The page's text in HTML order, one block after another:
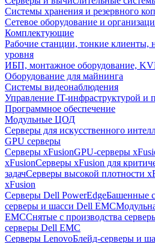
Системы хранения и резервного
Сетевое оборудование и
Комплектующие
Рабочие станции, тонкие клиенты,
уровня
ИБП, монтажное оборудование,
Оборудование для майнинга
Системы видеонаблюдения
Управление IT-инфраструктурой и
Программное обеспечение
Модульные ЦОД
Серверы для искусственного
GPU серверы
Серверы xFusionGPU-серверы
xFusionСерверы xFusion для
задачСерверы высокой плотности
xFusion
Серверы Dell PowerEdgeБашенные
серверы и шасси Dell EMC
EMCСнятые с производства
серверы Dell EMC
Серверы LenovoБлейд-серверы и